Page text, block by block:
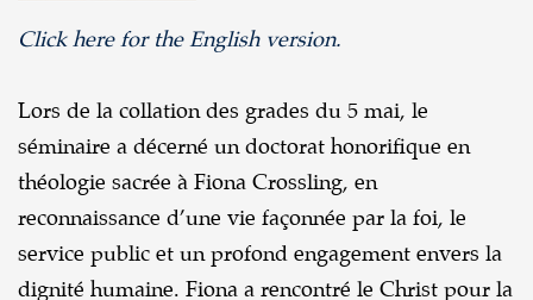
Click here for the English version.
Lors de la collation des grades du 5 mai, le
séminaire a décerné un doctorat honorifique en
théologie sacrée à Fiona Crossling, en
reconnaissance d’une vie façonnée par la foi, le
service public et un profond engagement envers la
dignité humaine. Fiona a rencontré le Christ pour la